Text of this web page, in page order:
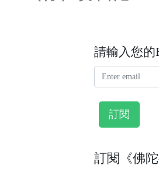
請輸入您的
訂閱
訂閱《佛